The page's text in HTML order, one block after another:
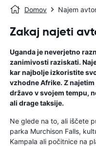
Domov Najem
Zakaj najeti
Uganda je neverjetno
zanimivosti raziskati.
kar najbolje izkoristite
vzhodne Afrike. Z
državo v svojem tempu,
ali drage taksije.
Ne glede na to, ali iščete
parka Murchison Falls,
Kampala ali počitnice na